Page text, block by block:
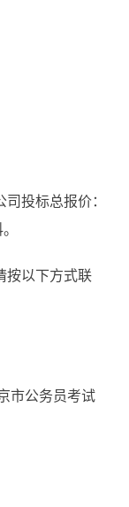
投标总报价：
按以下方式联
市公务员考试